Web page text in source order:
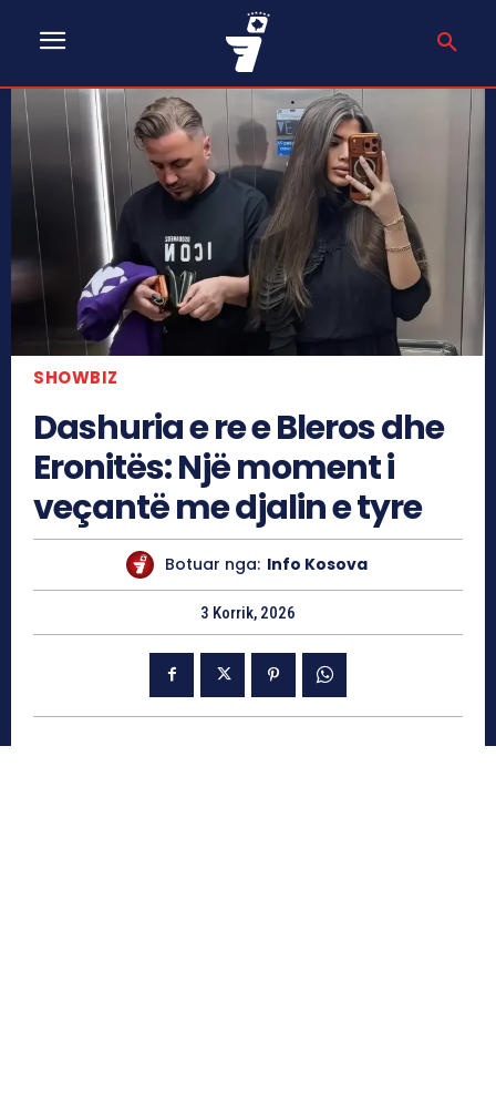
SHOWBIZ
Dashuria e re e Bleros dhe
Eronitës: Një moment i
veçantë me djalin e tyre
Botuar nga: Info Kosova
3 Korrik, 2026